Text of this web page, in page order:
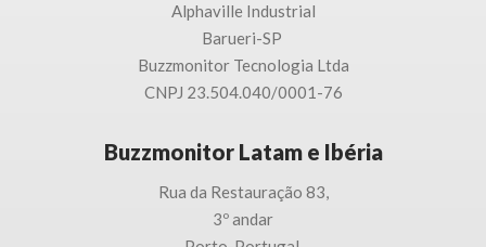
Alphaville Industrial
Barueri-SP
Buzzmonitor Tecnologia Ltda
CNPJ 23.504.040/0001-76
Buzzmonitor Latam e Ibéria
Rua da Restauração 83,
3º andar